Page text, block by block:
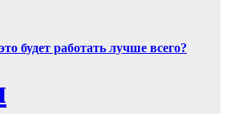
будет работать лучше всего?